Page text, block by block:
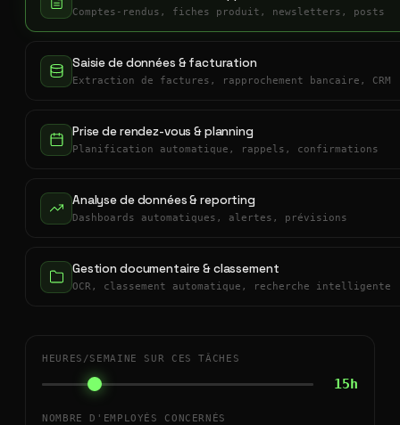
Comptes-rendus, fiches produit, newsletters, posts
Saisie de données & facturation
Extraction de factures, rapprochement bancaire, CRM
Prise de rendez-vous & planning
Planification automatique, rappels, confirmations
Analyse de données & reporting
Dashboards automatiques, alertes, prévisions
Gestion documentaire & classement
OCR, classement automatique, recherche intelligente
HEURES/SEMAINE SUR CES TÂCHES
15h
NOMBRE D'EMPLOYÉS CONCERNÉS